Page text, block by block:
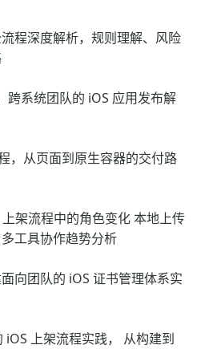
程深度解析，规则理解、风险
跨系统团队的 iOS 应用发布解
，从页面到原生容器的交付路
架流程中的角色变化 本地上传
工具协作趋势分析
向团队的 iOS 证书管理体系实
上架流程实践， 从构建到